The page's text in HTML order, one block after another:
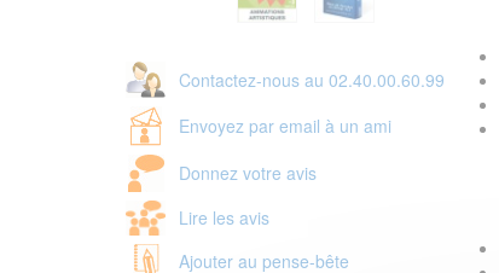
Contactez-nous au 02.40.00.60.99
Envoyez par email à un ami
Donnez votre avis
Lire les avis
Ajouter au pense-bête